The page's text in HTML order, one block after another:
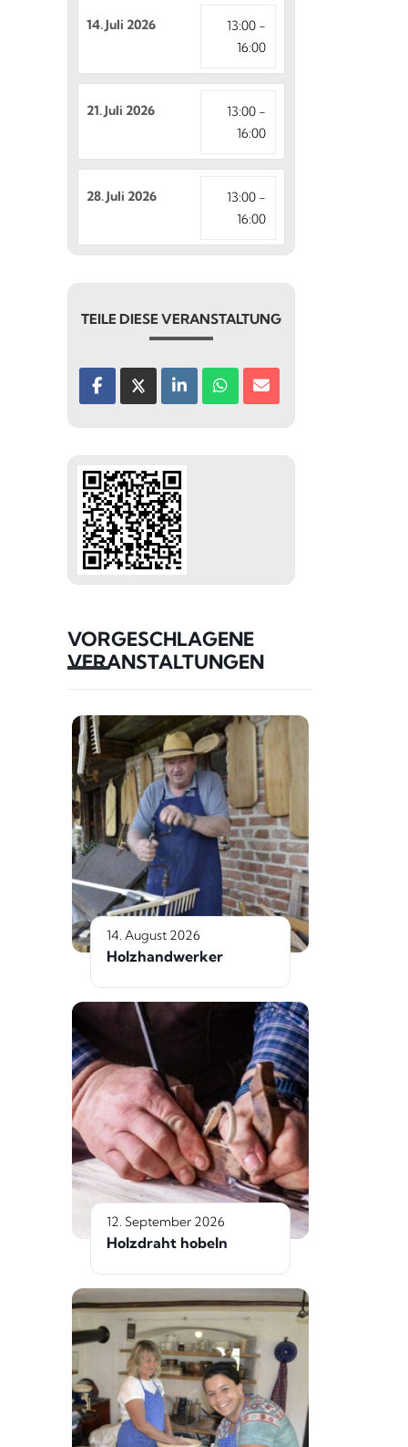
14. Juli 2026
13:00 -
16:00
21. Juli 2026
13:00 -
16:00
28. Juli 2026
13:00 -
16:00
TEILE DIESE VERANSTALTUNG
VORGESCHLAGENE
VERANSTALTUNGEN
14. August 2026
Holzhandwerker
12. September 2026
Holzdraht hobeln